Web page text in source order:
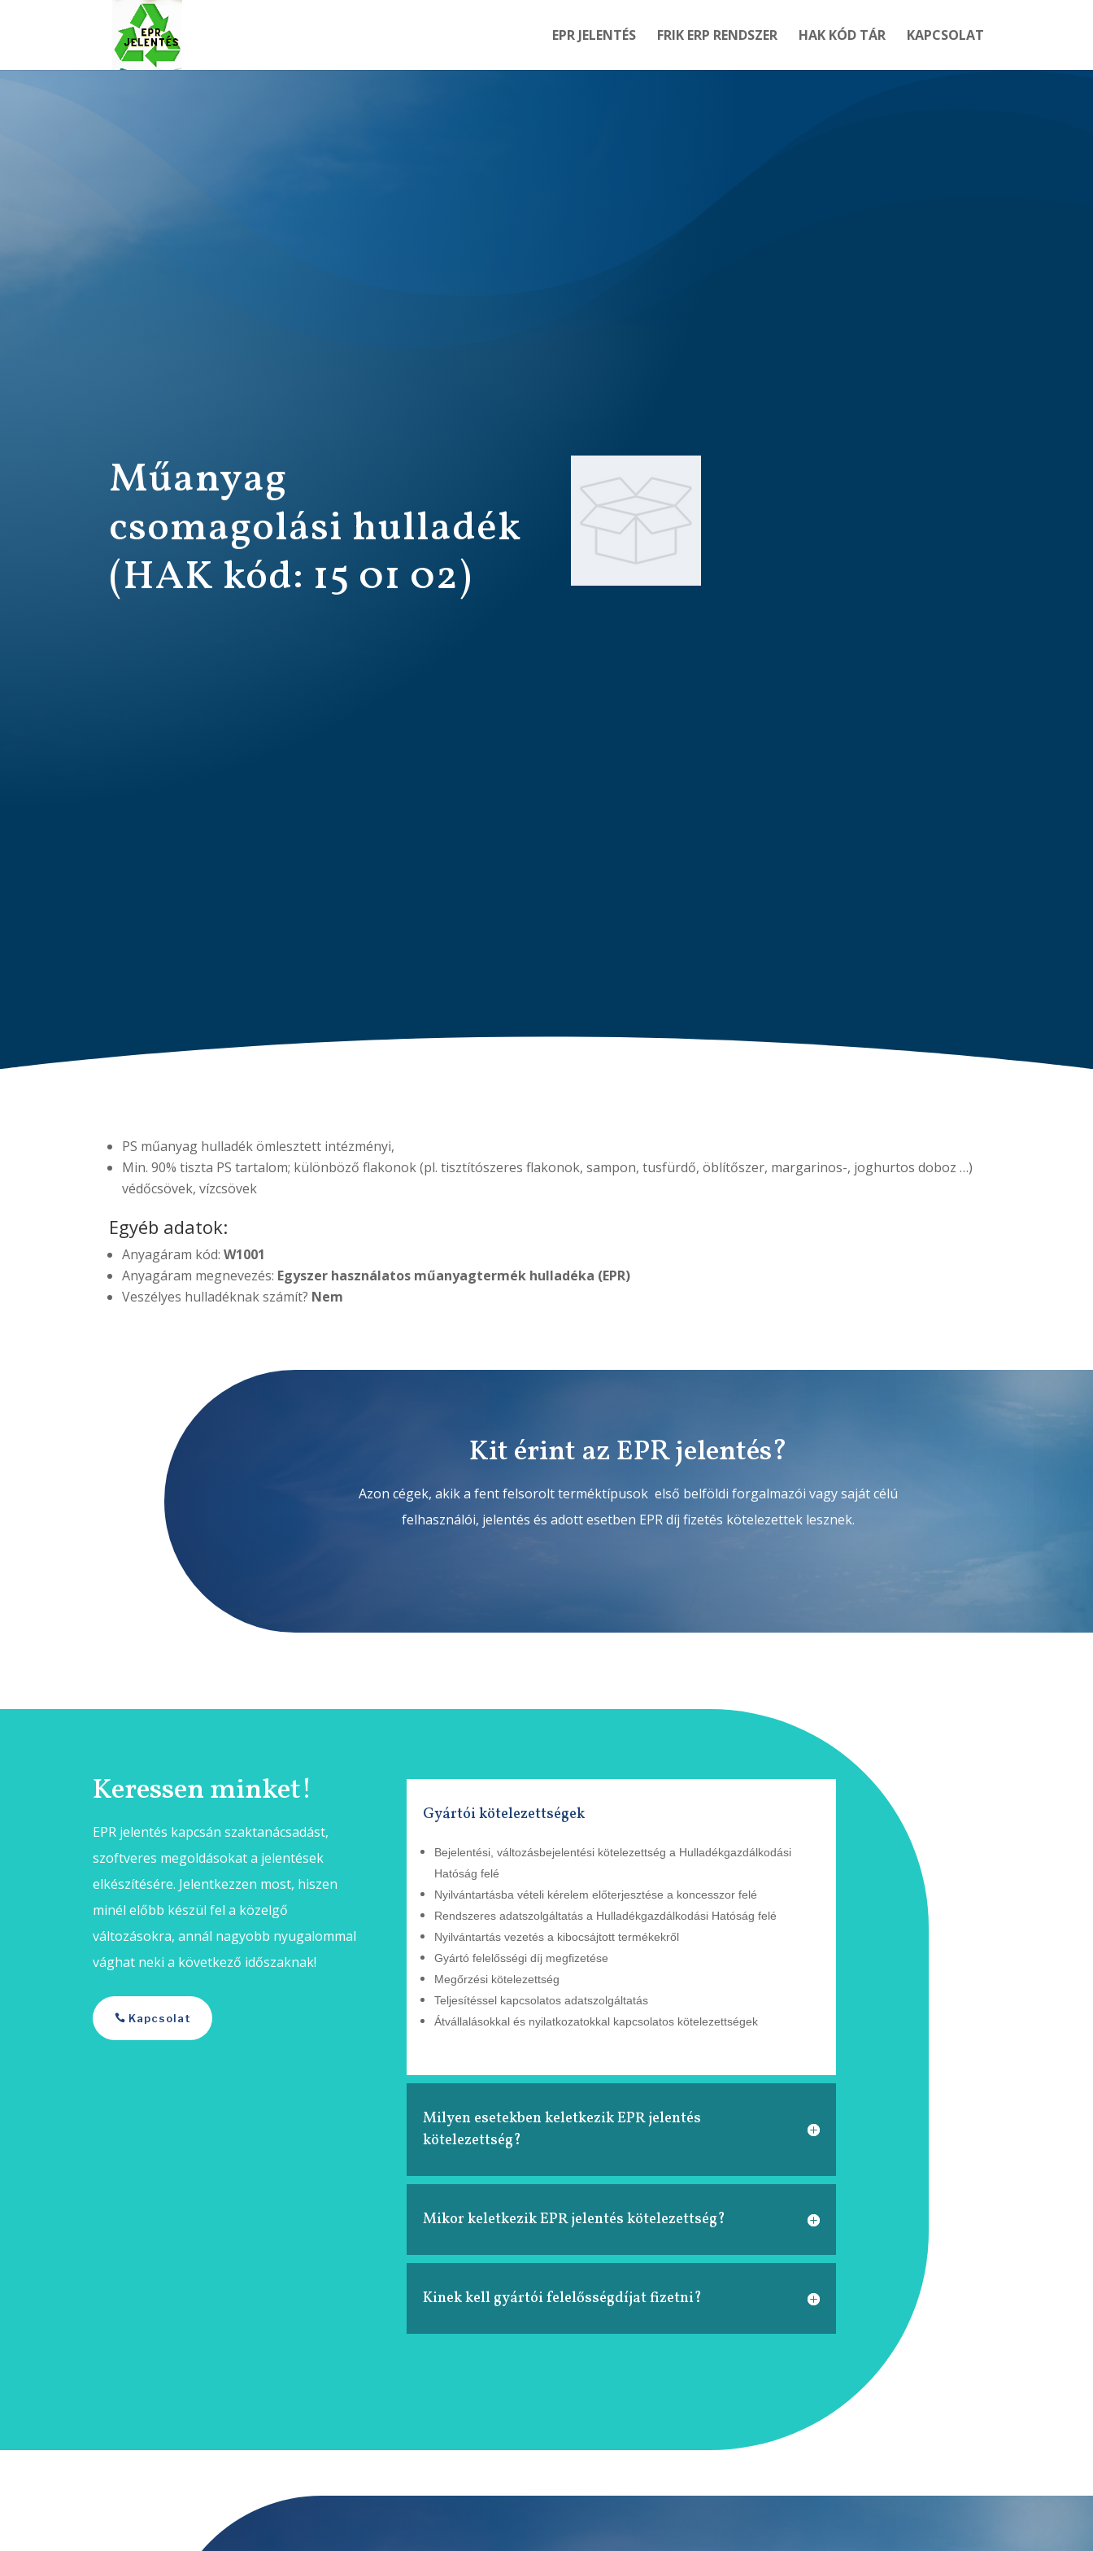
EPR JELENTÉS FRIK ERP RENDSZER HAK KÓD TÁR KAPCSOLAT
Műanyag
csomagolási hulladék
(HAK kód: 15 01 02)
PS műanyag hulladék ömlesztett intézményi,
Min. 90% tiszta PS tartalom; különböző flakonok (pl. tisztítószeres flakonok, sampon, tusfürdő, öblítőszer, margarinos-, joghurtos doboz …)
védőcsövek, vízcsövek
Egyéb adatok:
Anyagáram kód:W1001
Anyagáram megnevezés: Egyszer használatos műanyagtermék hulladéka (EPR)
Veszélyes hulladéknak számít? Nem
Kit érint az EPR jelentés?
Azon cégek, akik a fent felsorolt terméktípusok első belföldi forgalmazói vagy saját célú
felhasználói, jelentés és adott esetben EPR díj fizetés kötelezettek lesznek.
Keressen minket!
EPR jelentés kapcsán szaktanácsadást,
szoftveres megoldásokat a jelentések
elkészítésére. Jelentkezzen most, hiszen
minél előbb készül fel a közelgő
változásokra, annál nagyobb nyugalommal
vághat neki a következő időszaknak!
Kapcsolat
Gyártói kötelezettségek
Bejelentési, változásbejelentési kötelezettség a Hulladékgazdálkodási
Hatóság felé
Nyilvántartásba vételi kérelem előterjesztése a koncesszor felé
Rendszeres adatszolgáltatás a Hulladékgazdálkodási Hatóság felé
Nyilvántartás vezetés a kibocsájtott termékekről
Gyártó felelősségi díj megfizetése
Megőrzési kötelezettség
Teljesítéssel kapcsolatos adatszolgáltatás
Átvállalásokkal és nyilatkozatokkal kapcsolatos kötelezettségek
Milyen esetekben keletkezik EPR jelentés
kötelezettség?
Mikor keletkezik EPR jelentés kötelezettség?
Kinek kell gyártói felelősségdíjat fizetni?